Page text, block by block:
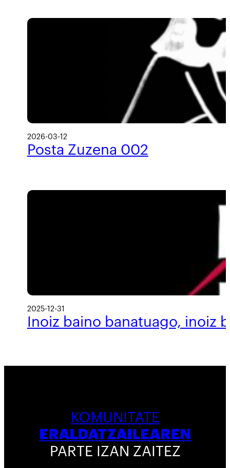
2026-03-12
Posta Zuzena 002
2025-12-31
Inoiz baino banatuago, inoiz
KOMUNITATE
ERALDATZAILEAREN
PARTE IZAN ZAITEZ